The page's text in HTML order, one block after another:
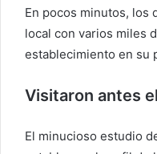
En pocos minutos, los
local con varios miles
establecimiento en su
Visitaron antes
El minucioso estudio